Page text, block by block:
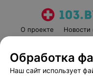
О проекте Новости
Пользовательское
Обработка
Наш сайт использует